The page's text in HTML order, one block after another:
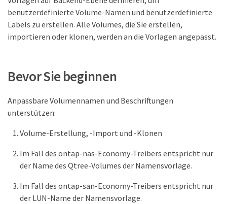
benutzerdefinierte Volume-Namen und benutzerdefinierte
Labels zu erstellen. Alle Volumes, die Sie erstellen,
importieren oder klonen, werden an die Vorlagen angepasst.
Bevor Sie beginnen
Anpassbare Volumennamen und Beschriftungen
unterstützen:
Volume-Erstellung, -Import und -Klonen
Im Fall des ontap-nas-Economy-Treibers entspricht nur
der Name des Qtree-Volumes der Namensvorlage.
Im Fall des ontap-san-Economy-Treibers entspricht nur
der LUN-Name der Namensvorlage.